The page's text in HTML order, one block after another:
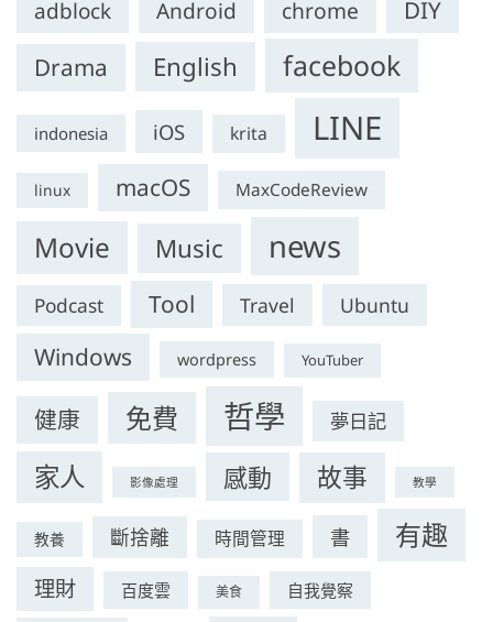
adblock Android chrome
DIY
Drama
English facebook
indonesia iOS krita LINE
linux macOS MaxCodeReview
Movie Music news
Podcast Tool Travel Ubuntu
Windows wordpress YouTuber
健康 免費 哲學 夢日記
家人 影像處理 感動 故事 教學
教養 斷捨離 時間管理 書 有趣
理財 百度雲 美食 自我覺察